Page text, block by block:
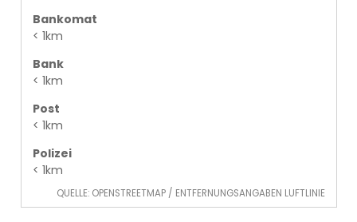
Bankomat
< 1km
Bank
< 1km
Post
< 1km
Polizei
< 1km
QUELLE: OPENSTREETMAP / ENTFERNUNGSANGABEN LUFTLINIE